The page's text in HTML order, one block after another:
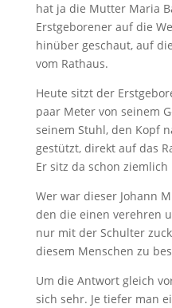
hat ja die Mutter Maria
Erstgeborener auf die
hinüber geschaut, auf
vom Rathaus.
Heute sitzt der
paar Meter von seinem
seinem Stuhl, den Kopf
gestützt, direkt auf das
Er sitz da schon
Wer war dieser Johann
den die einen verehren
nur mit der Schulter
diesem Menschen zu
Um die Antwort gleich
sich sehr. Je tiefer man